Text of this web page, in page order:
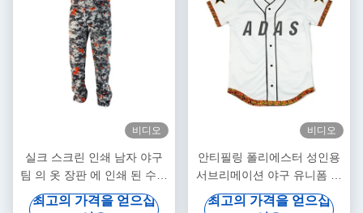
비디오
실크 스크린 인쇄 남자 야구
팀 의 옷 장판 에 인쇄 된 수직
화면
최고의 가격을 얻으십
비디오
안티필링 폴리에스터 성인용
서브리메이션 야구 유니폼 반
소매 맞춤형
최고의 가격을 얻으십